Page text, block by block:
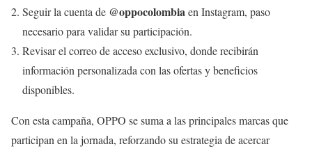
Seguir la cuenta de @oppocolombiaen Instagram, paso
necesario para validar su participación.
Revisar el correo de acceso exclusivo, donde recibirán
información personalizada con las ofertas y beneficios
disponibles.
Con esta campaña, OPPO se suma a las principales marcas que
participan en la jornada, reforzando su estrategia de acercar